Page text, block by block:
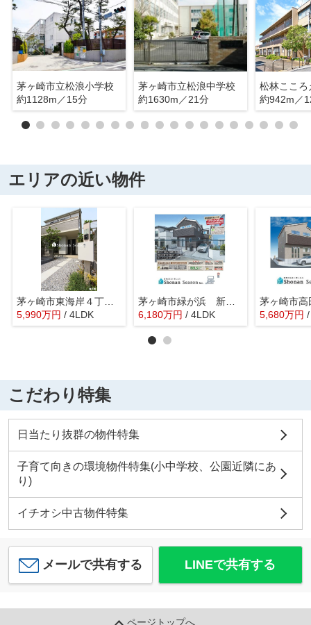
茅ヶ崎市立松浪小学校
約1128m／15分
茅ヶ崎市立松浪中学校
約1630m／21分
松林こころ
約942m／
エリアの近い物件
茅ヶ崎市東海岸４丁目 全３棟 Ｅ号棟
5,990万円 / 4LDK
茅ヶ崎市緑が浜 新築戸建 全１棟
6,180万円 / 4LDK 5,680万円
こだわり特集
日当たり抜群の物件特集
子育て向きの環境物件特集(小中学校、公園近隣にあ
り)
イチオシ中古物件特集
メールで共有する LINEで共有する
ページトップへ